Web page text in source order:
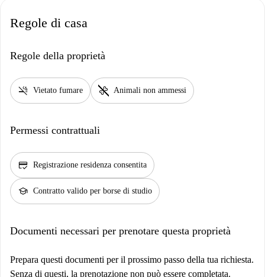
Regole di casa
Regole della proprietà
smoke_free Vietato fumare pet_supplies Animali non ammessi
Permessi contrattuali
credit_score Registrazione residenza consentita
school Contratto valido per borse di studio
Documenti necessari per prenotare questa proprietà
Prepara questi documenti per il prossimo passo della tua richiesta.
Senza di questi, la prenotazione non può essere completata.